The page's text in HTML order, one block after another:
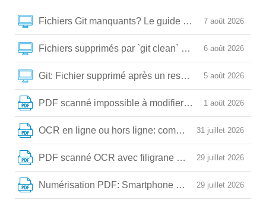
7 août 2026
Fichiers Git manquants? Le guide pour tout
6 août 2026
Fichiers supprimés par `git clean` ou `checkout.`?
5 août 2026
Git: Fichier supprimé après un reset, rebase ou
1 août 2026
PDF scanné impossible à modifier? Voici la méthode
31 juillet 2026
OCR en ligne ou hors ligne: comment extraire vos
29 juillet 2026
PDF scanné OCR avec filigrane : comment obtenir
29 juillet 2026
Numérisation PDF: Smartphone vs Scanner à plat,